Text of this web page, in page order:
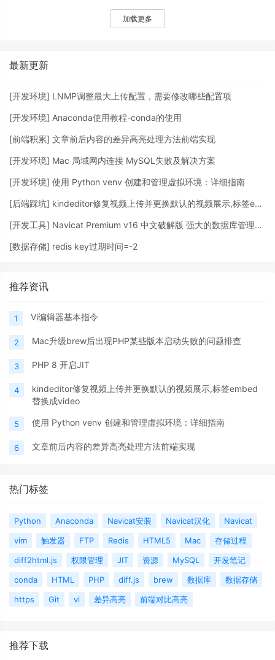
能随时间而变化。MySQL 8.0 版本： MySQL
8.0 是一个重大的版本更新，引入了许多新功
加载更多
最新更新
[开发环境] LNMP调整最大上传配置，需要修改哪些配置项
[开发环境] Anaconda使用教程-conda的使用
[前端积累] 文章前后内容的差异高亮处理方法前端实现
[开发环境] Mac 局域网内连接 MySQL失败及解决方案
[开发环境] 使用 Python venv 创建和管理虚拟环境：详细指南
[后端踩坑] kindeditor修复视频上传并更换默认的视频展示,标签embed替换成video
[开发工具] Navicat Premium v16 中文破解版 强大的数据库管理工具 - Mac版本
[数据存储] redis key过期时间=-2
推荐资讯
1 Vi编辑器基本指令
2 Mac升级brew后出现PHP某些版本启动失败的问题排查
3 PHP 8 开启JIT
4
kindeditor修复视频上传并更换默认的视频展示,标签embed
替换成video
5 使用 Python venv 创建和管理虚拟环境：详细指南
6 文章前后内容的差异高亮处理方法前端实现
热门标签
Python Anaconda Navicat安装 Navicat汉化
Navicat
vim
触发器 FTP Redis HTML5 Mac
存储过程
diff2html.js
权限管理 JIT 资源 MySQL
开发笔记
conda
HTML PHP diff.js brew 数据库
数据存储
https
Git vi 差异高亮 前端对比高亮
推荐下载